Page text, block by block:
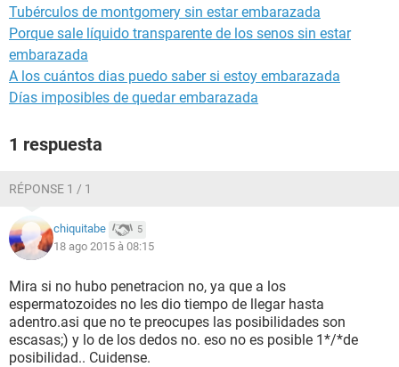
Tubérculos de montgomery sin estar embarazada
Porque sale líquido transparente de los senos sin estar
embarazada
A los cuántos dias puedo saber si estoy embarazada
Días imposibles de quedar embarazada
1 respuesta
RÉPONSE 1 / 1
chiquitabe 5
18 ago 2015 à 08:15
Mira si no hubo penetracion no, ya que a los
espermatozoides no les dio tiempo de llegar hasta
adentro.asi que no te preocupes las posibilidades son
escasas;) y lo de los dedos no. eso no es posible 1*/*de
posibilidad.. Cuidense.